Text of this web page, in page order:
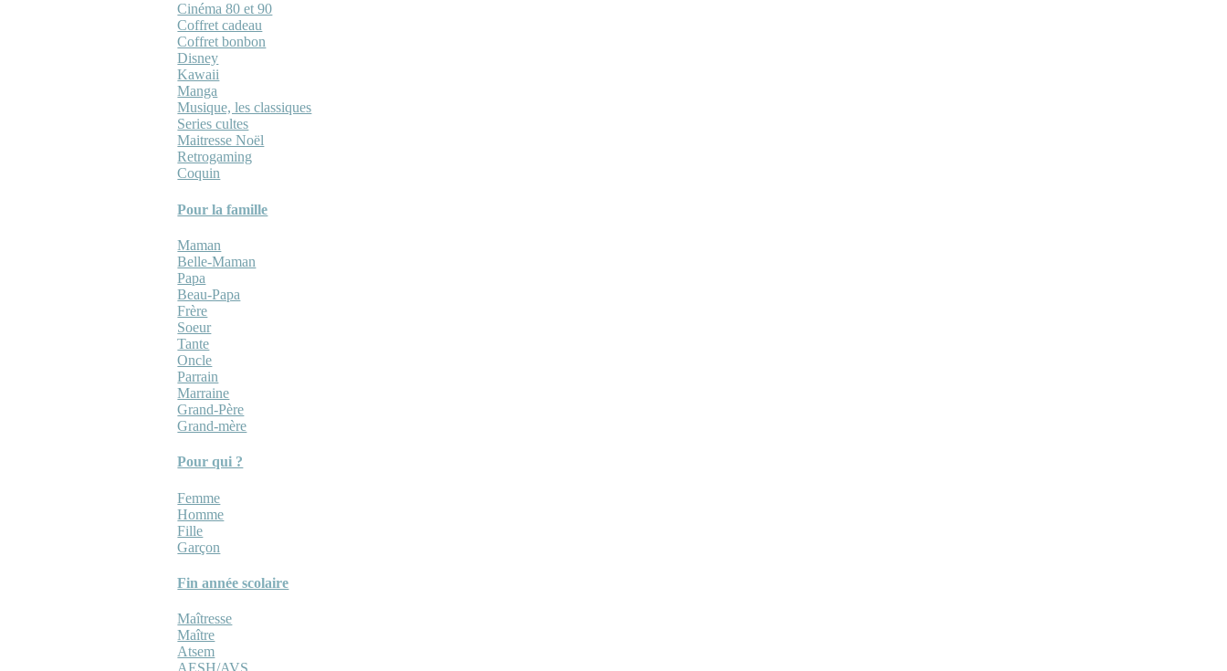
Cinéma 80 et 90
Coffret cadeau
Coffret bonbon
Disney
Kawaii
Manga
Musique, les classiques
Series cultes
Maitresse Noël
Retrogaming
Coquin
Pour la famille
Maman
Belle-Maman
Papa
Beau-Papa
Frère
Soeur
Tante
Oncle
Parrain
Marraine
Grand-Père
Grand-mère
Pour qui ?
Femme
Homme
Fille
Garçon
Fin année scolaire
Maîtresse
Maître
Atsem
AESH/AVS